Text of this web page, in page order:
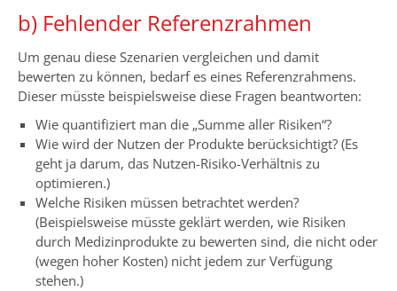
b) Fehlender Referenzrahmen
Um genau diese Szenarien vergleichen und damit
bewerten zu können, bedarf es eines Referenzrahmens.
Dieser müsste beispielsweise diese Fragen beantworten:
Wie quantifiziert man die „Summe aller Risiken“?
Wie wird der Nutzen der Produkte berücksichtigt? (Es
geht ja darum, das Nutzen-Risiko-Verhältnis zu
optimieren.)
Welche Risiken müssen betrachtet werden?
(Beispielsweise müsste geklärt werden, wie Risiken
durch Medizinprodukte zu bewerten sind, die nicht oder
(wegen hoher Kosten) nicht jedem zur Verfügung
stehen.)